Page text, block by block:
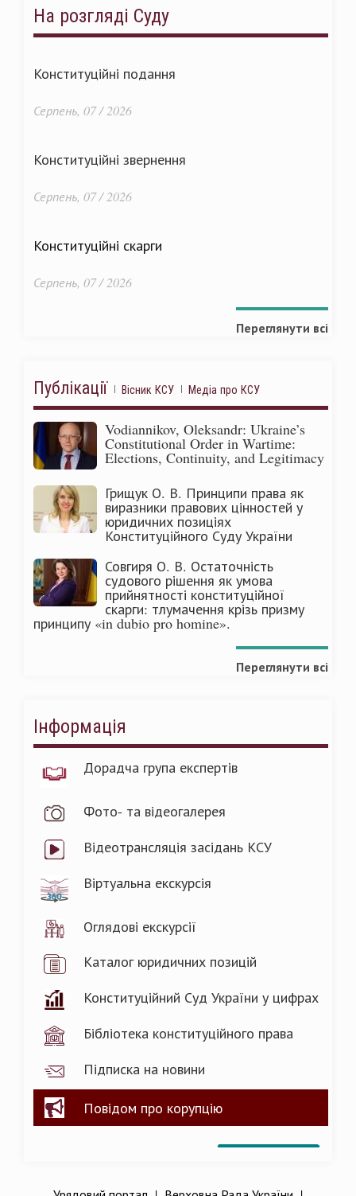
На розгляді Суду
Конституційні подання
Серпень, 07 / 2026
Конституційні звернення
Серпень, 07 / 2026
Конституційні скарги
Серпень, 07 / 2026
Переглянути всі
Публікації Вісник КСУ Медіа про КСУ
Vodiannikov, Oleksandr: Ukraine’s
Constitutional Order in Wartime:
Elections, Continuity, and Legitimacy
Грищук О. В. Принципи права як
виразники правових цінностей у
юридичних позиціях
Конституційного Суду України
Совгиря О. В. Остаточність
судового рішення як умова
прийнятності конституційної
скарги: тлумачення крізь призму
принципу «in dubio pro homine».
Переглянути всі
Інформація
Дорадча група експертів
Фото- та відеогалерея
Відеотрансляція засідань КСУ
Віртуальна екскурсія
Оглядові екскурсії
Каталог юридичних позицій
Конституційний Суд України у цифрах
Бібліотека конституційного права
Підписка на новини
Повідом про корупцію